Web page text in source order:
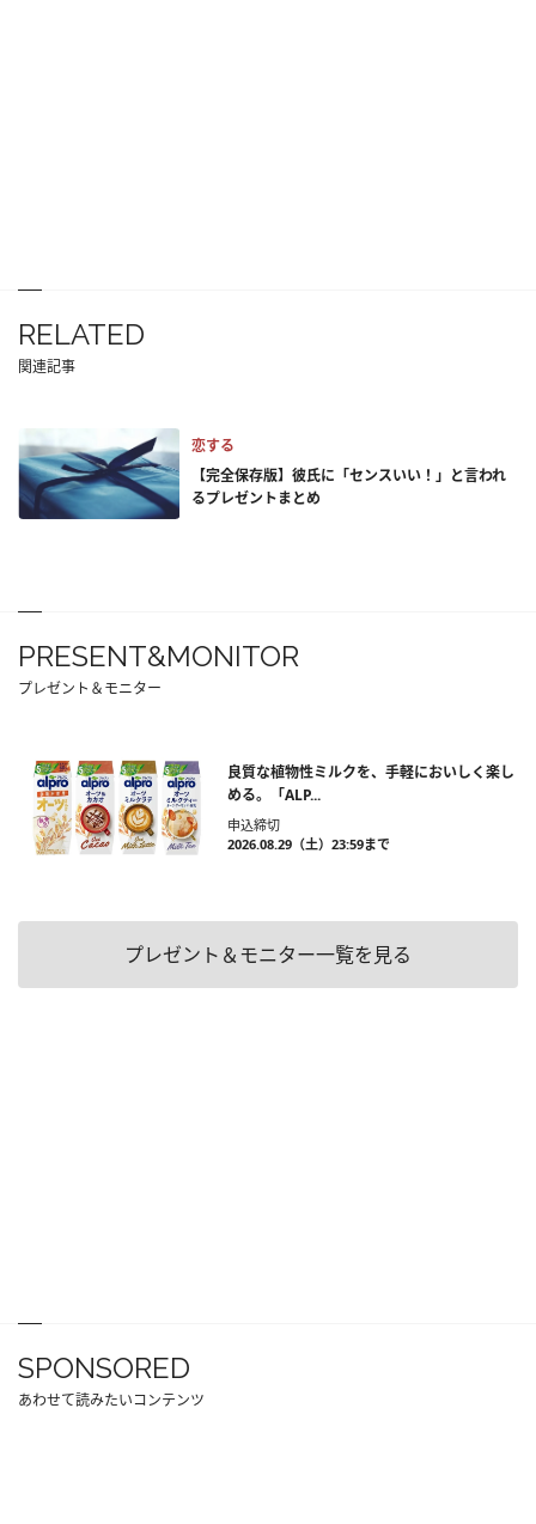
RELATED
関連記事
恋する
【完全保存版】彼氏に「センスいい！」と言われ
るプレゼントまとめ
PRESENT&MONITOR
プレゼント＆モニター
良質な植物性ミルクを、手軽においしく楽し
める。「ALP...
申込締切
2026.08.29（土）23:59まで
プレゼント＆モニター一覧を見る
SPONSORED
あわせて読みたいコンテンツ